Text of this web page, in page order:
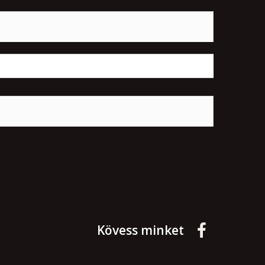
Kövess minket